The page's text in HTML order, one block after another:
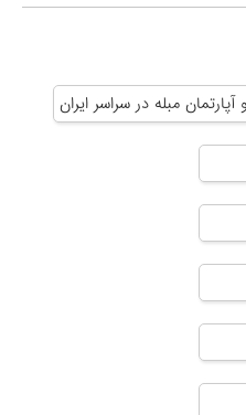
مبله در سراسر ایران